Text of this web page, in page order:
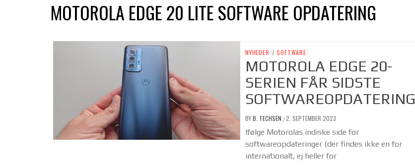
MOTOROLA EDGE 20 LITE SOFTWARE OPDATERING
NYHEDER / SOFTWARE
MOTOROLA EDGE 20-
SERIEN FÅR SIDSTE
SOFTWAREOPDATERING
BYB. TECHSEN /2. SEPTEMBER 2023
Ifølge Motorolas indiske side for
softwareopdateringer (der findes ikke en for
internationalt, ej heller for